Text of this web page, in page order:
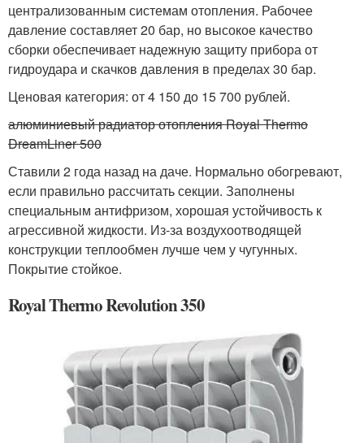
централизованным системам отопления. Рабочее
давление составляет 20 бар, но высокое качество
сборки обеспечивает надежную защиту прибора от
гидроудара и скачков давления в пределах 30 бар.
Ценовая категория: от 4 150 до 15 700 рублей.
алюминиевый радиатор отопления Royal Thermo
DreamLiner 500
Ставили 2 года назад на даче. Нормально обогревают,
если правильно рассчитать секции. Заполнены
специальным антифризом, хорошая устойчивость к
агрессивной жидкости. Из-за воздухоотводящей
конструкции теплообмен лучше чем у чугунных.
Покрытие стойкое.
Royal Thermo Revolution 350